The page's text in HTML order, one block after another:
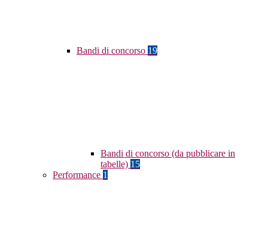
Bandi di concorso 19
Bandi di concorso (da pubblicare in
tabelle) 15
Performance 1